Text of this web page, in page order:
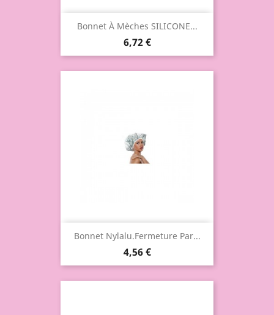
Bonnet À Mèches SILICONE...
6,72 €
Bonnet Nylalu.Fermeture Par...
4,56 €